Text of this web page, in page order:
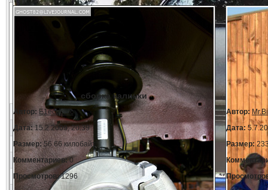
сборка калинки
Автор: E1ectronic
Дата:15.2.2009, 20:39
Размер:56.66 килобайт
Комментариев: 0
Просмотров:1296
Автор:
Дата:
Размер: